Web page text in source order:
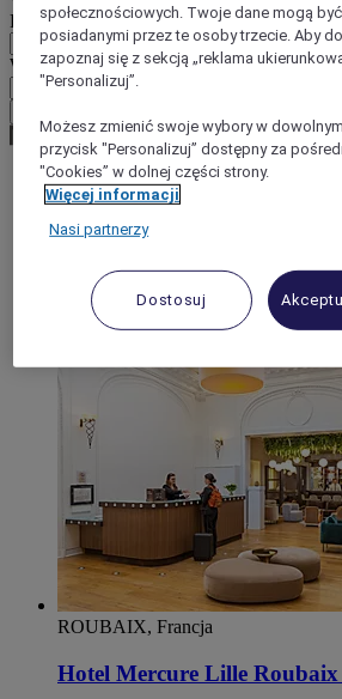
Region
Waluta
World
Europe
Alsace
HAUT-RHIN
Dornach
ROUBAIX, Francja
Hotel Mercure Lille
społecznościowych. Twoje dane mogą
posiadanymi przez te osoby trzecie. Aby
zapoznaj się z sekcją „reklama
"Personalizuj”.
Możesz zmienić swoje wybory w
przycisk "Personalizuj” dostępny za
"Cookies” w dolnej części strony.
Więcej informacji
Nasi partnerzy
Dostosuj